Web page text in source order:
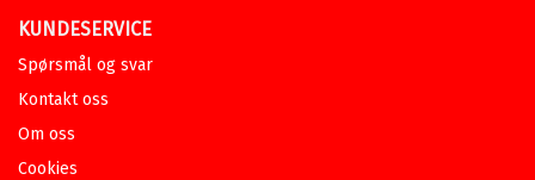
KUNDESERVICE
Spørsmål og svar
Kontakt oss
Om oss
Cookies